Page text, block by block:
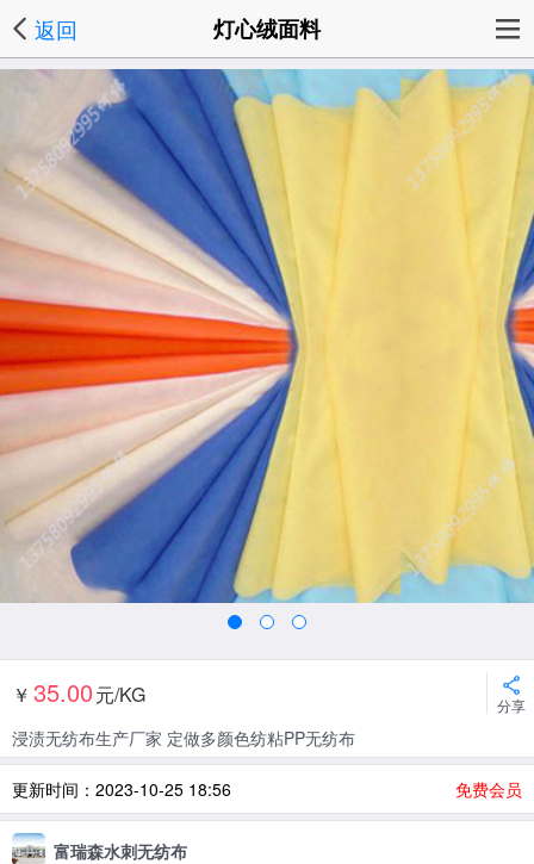
返回 灯心绒面料
￥ 35.00元/KG 分享
浸渍无纺布生产厂家 定做多颜色纺粘PP无纺布
更新时间：2023-10-25 18:56 免费会员
富瑞森水刺无纺布